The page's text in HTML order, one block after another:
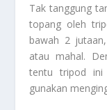
Tak tanggung
topang oleh
bawah 2
atau mahal.
tentu tripod ini
gunakan